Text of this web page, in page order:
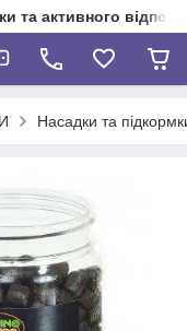
та активного
Насадки та